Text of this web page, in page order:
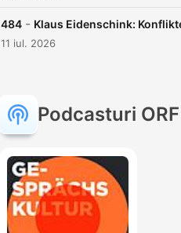
484 - Klaus Eidenschink:
11 iul. 2026
Podcasturi